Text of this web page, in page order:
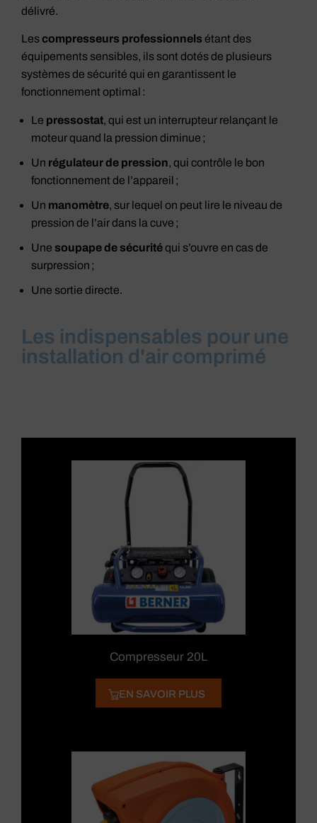
délivré.
Lescompresseurs professionnels étant des
équipements sensibles, ils sont dotés de plusieurs
systèmes de sécurité qui en garantissent le
fonctionnement optimal :
Le pressostat, qui est un interrupteur relançant le
moteur quand la pression diminue ;
Un régulateur de pression, qui contrôle le bon
fonctionnement de l’appareil ;
Un manomètre, sur lequel on peut lire le niveau de
pression de l’air dans la cuve ;
Une soupape de sécuritéqui s’ouvre en cas de
surpression ;
Une sortie directe.
Les indispensables pour une
installation d'air comprimé
Compresseur 20L
EN SAVOIR PLUS